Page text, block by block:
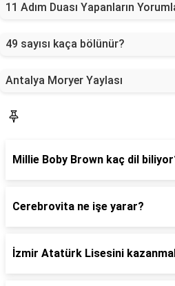
11 Adım Duası Yapanların
49 sayısı kaça bölünür?
Antalya Moryer Yaylası
Millie Boby Brown kaç dil
Cerebrovita ne işe yarar?
İzmir Atatürk Lisesini